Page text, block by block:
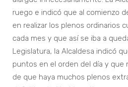
ruego e indicó que al comienzo
en realizar los plenos ordinarios
cada mes y que así se iba a
Legislatura, la Alcaldesa indicó
puntos en el orden del día y que
de que haya muchos plenos